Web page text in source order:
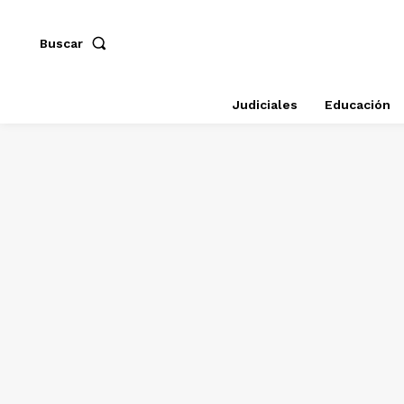
Buscar
Judiciales Educación